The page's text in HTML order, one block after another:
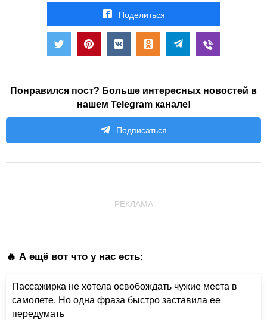
Поделиться
Понравился пост? Больше интересных новостей в
нашем Telegram канале!
Подписаться
РЕКЛАМА
🔥 А ещё вот что у нас есть:
Пассажирка не хотела освобождать чужие места в
самолете. Но одна фраза быстро заставила ее
передумать